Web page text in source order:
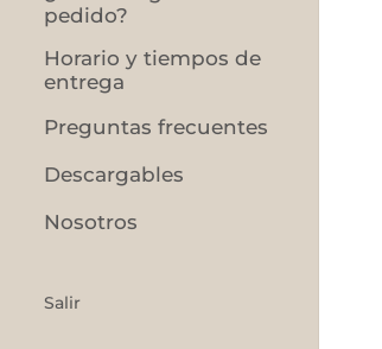
pedido?
Horario y tiempos de
entrega
Preguntas frecuentes
Descargables
Nosotros
Salir